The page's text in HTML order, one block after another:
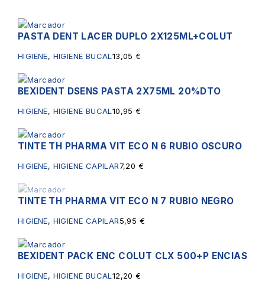
PASTA DENT LACER DUPLO 2X125ML+COLUT
HIGIENE, HIGIENE BUCAL 13,05€
BEXIDENT DSENS PASTA 2X75ML 20%DTO
HIGIENE, HIGIENE BUCAL 10,95€
TINTE TH PHARMA VIT ECO N 6 RUBIO OSCURO
HIGIENE, HIGIENE CAPILAR7,20 €
Sin existencias
TINTE TH PHARMA VIT ECO N 7 RUBIO NEGRO
HIGIENE, HIGIENE CAPILAR5,95 €
BEXIDENT PACK ENC COLUT CLX 500+P ENCIAS
HIGIENE, HIGIENE BUCAL 12,20€